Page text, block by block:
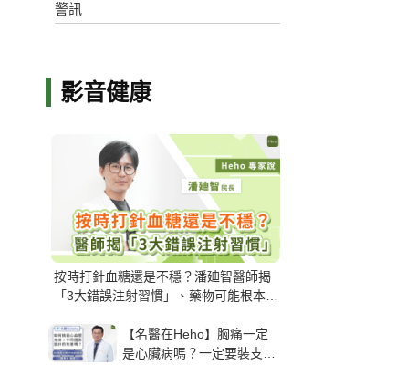
警訊
影音健康
按時打針血糖還是不穩？潘廸智醫師揭
「3大錯誤注射習慣」、藥物可能根本沒
【名醫在Heho】胸痛一定
是心臟病嗎？一定要裝支